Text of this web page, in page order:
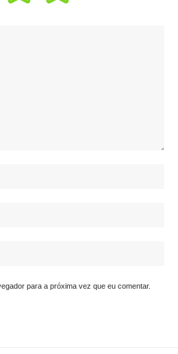
para a próxima vez que eu comentar.